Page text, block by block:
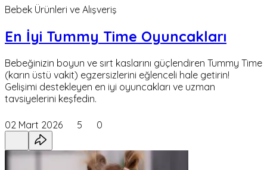
Bebek Ürünleri ve Alışveriş
En İyi Tummy Time Oyuncakları
Bebeğinizin boyun ve sırt kaslarını güçlendiren Tummy Time
(karın üstü vakit) egzersizlerini eğlenceli hale getirin!
Gelişimi destekleyen en iyi oyuncakları ve uzman
tavsiyelerini keşfedin.
02 Mart 2026 5 0